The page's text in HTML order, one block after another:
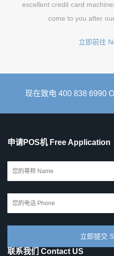
excellent credit card
come to you after
立即前往
现在致电 400 838 6990
申请POS机 Free Application
联系我们 Contact US